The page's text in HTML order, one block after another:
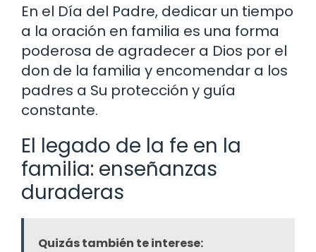
En el Día del Padre, dedicar un tiempo
a la oración en familia es una forma
poderosa de agradecer a Dios por el
don de la familia y encomendar a los
padres a Su protección y guía
constante.
El legado de la fe en la
familia: enseñanzas
duraderas
Quizás también te interese: